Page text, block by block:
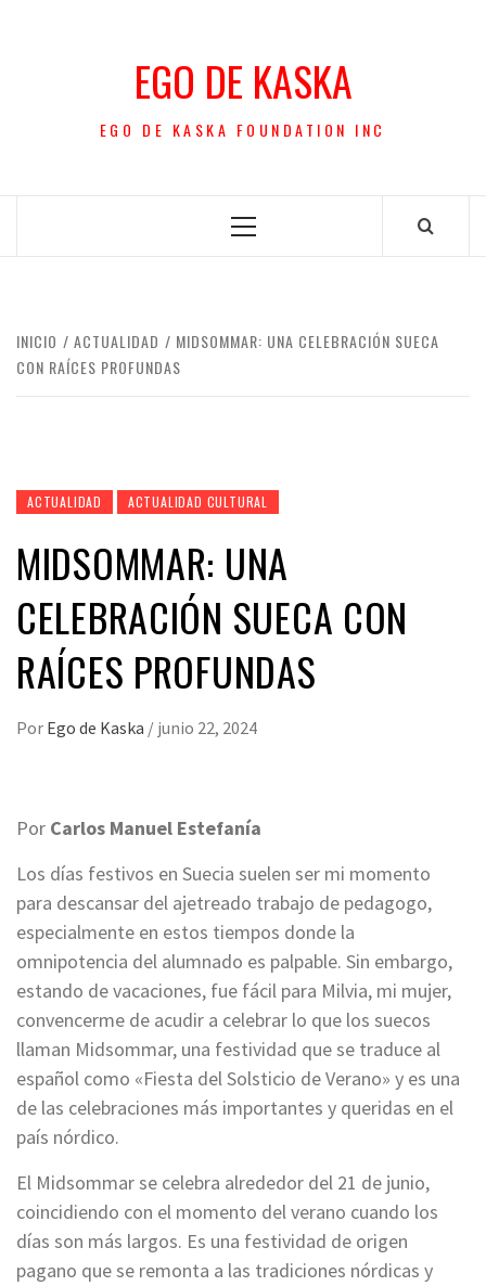
EGO DE KASKA
EGO DE KASKA FOUNDATION INC
Menú
INICIO ACTUALIDAD
MIDSOMMAR: UNA CELEBRACIÓN SUECA
CON RAÍCES PROFUNDAS
ACTUALIDAD ACTUALIDAD CULTURAL
MIDSOMMAR: UNA
CELEBRACIÓN SUECA CON
RAÍCES PROFUNDAS
Por Ego de Kaska / junio 22, 2024
Por Carlos Manuel Estefanía
Los días festivos en Suecia suelen ser mi momento
para descansar del ajetreado trabajo de pedagogo,
especialmente en estos tiempos donde la
omnipotencia del alumnado es palpable. Sin embargo,
estando de vacaciones, fue fácil para Milvia, mi mujer,
convencerme de acudir a celebrar lo que los suecos
llaman Midsommar, una festividad que se traduce al
español como «Fiesta del Solsticio de Verano» y es una
de las celebraciones más importantes y queridas en el
país nórdico.
El Midsommar se celebra alrededor del 21 de junio,
coincidiendo con el momento del verano cuando los
días son más largos. Es una festividad de origen
pagano que se remonta a las tradiciones nórdicas y